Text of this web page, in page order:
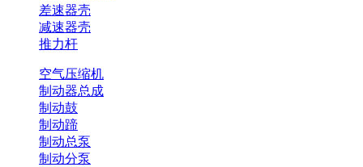
差速器壳
减速器壳
推力杆
空气压缩机
制动器总成
制动鼓
制动蹄
制动总泵
制动分泵